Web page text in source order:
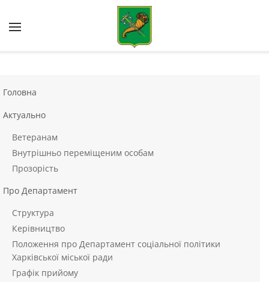
Skip to main content
Головна
Актуально
Ветеранам
Внутрішньо переміщеним особам
Прозорість
Про Департамент
Структура
Керівництво
Положення про Департамент соціальної політики
Харківської міської ради
Графік прийому